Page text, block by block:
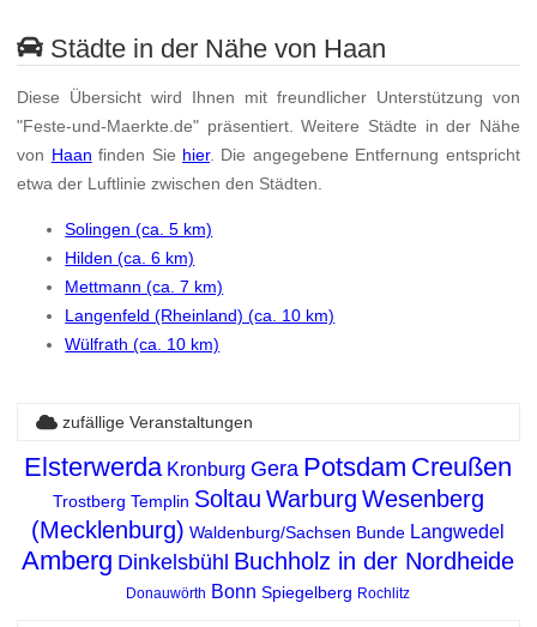
Städte in der Nähe von Haan
Diese Übersicht wird Ihnen mit freundlicher Unterstützung von
"Feste-und-Maerkte.de" präsentiert. Weitere Städte in der Nähe
von Haan finden Sie hier. Die angegebene Entfernung entspricht
etwa der Luftlinie zwischen den Städten.
Solingen (ca. 5 km)
Hilden (ca. 6 km)
Mettmann (ca. 7 km)
Langenfeld (Rheinland) (ca. 10 km)
Wülfrath (ca. 10 km)
zufällige Veranstaltungen
Elsterwerda Kronburg Gera Potsdam Creußen
Trostberg Templin Soltau Warburg Wesenberg
(Mecklenburg) Waldenburg/Sachsen Bunde Langwedel
Amberg Dinkelsbühl Buchholz in der Nordheide
Donauwörth Bonn Spiegelberg Rochlitz